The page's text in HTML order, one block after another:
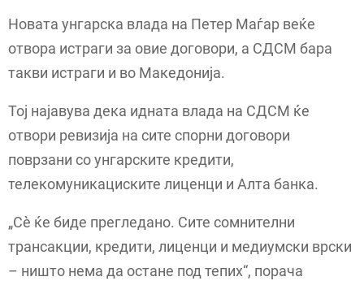
Новата унгарска влада на Петер Маѓар веќе
отвора истраги за овие договори, а СДСМ бара
такви истраги и во Македонија.
Тој најавува дека идната влада на СДСМ ќе
отвори ревизија на сите спорни договори
поврзани со унгарските кредити,
телекомуникациските лиценци и Алта банка.
„Сѐ ќе биде прегледано. Сите сомнителни
трансакции, кредити, лиценци и медиумски врски
– ништо нема да остане под тепих“, порача